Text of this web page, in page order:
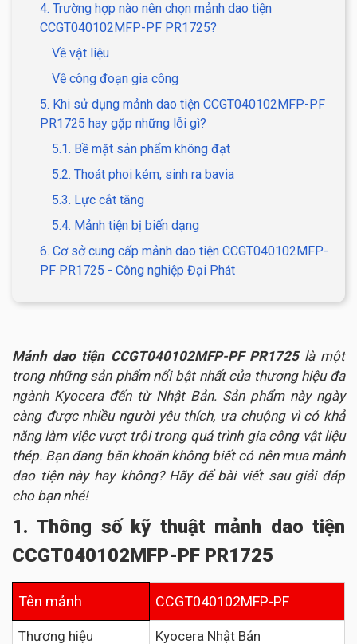
4. Trường hợp nào nên chọn mảnh dao tiện
CCGT040102MFP-PF PR1725?
Về vật liệu
Về công đoạn gia công
5. Khi sử dụng mảnh dao tiện CCGT040102MFP-PF
PR1725 hay gặp những lỗi gì?
5.1. Bề mặt sản phẩm không đạt
5.2. Thoát phoi kém, sinh ra bavia
5.3. Lực cắt tăng
5.4. Mảnh tiện bị biến dạng
6. Cơ sở cung cấp mảnh dao tiện CCGT040102MFP-
PF PR1725 - Công nghiệp Đại Phát
Mảnh dao tiện CCGT040102MFP-PF PR1725là một
trong những sản phẩm nổi bật nhất của thương hiệu đa
ngành Kyocera đến từ Nhật Bản. Sản phẩm này ngày
càng được nhiều người yêu thích, ưa chuộng vì có khả
năng làm việc vượt trội trong quá trình gia công vật liệu
thép. Bạn đang băn khoăn không biết có nên mua mảnh
dao tiện này hay không? Hãy để bài viết sau giải đáp
cho bạn nhé!
1. Thông số kỹ thuật mảnh dao tiện
CCGT040102MFP-PF PR1725
Tên mảnh CCGT040102MFP-PF
Thương hiệu Kyocera Nhật Bản